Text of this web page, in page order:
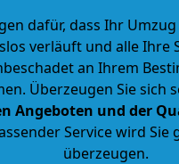
dafür, dass Ihr Umzug
verläuft und alle Ihre
an Ihrem
Überzeugen Sie sich
Angeboten und der
Service wird Sie
überzeugen.